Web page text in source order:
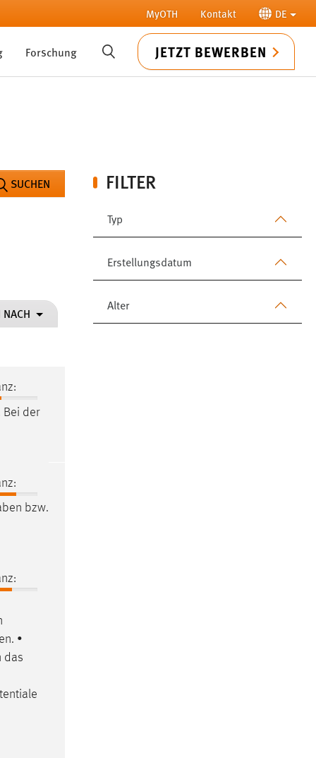
MyOTH Kontakt DE
Forschung SUCHE JETZT BEWERBEN
FILTER
Typ
Erstellungsdatum
Alter
SUCHEN
NACH
Bei der
bzw.
•
das